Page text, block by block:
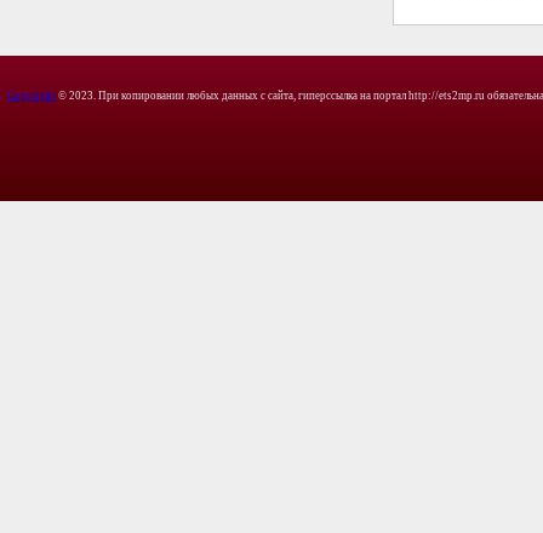
Copyright © 2023. При копировании любых данных с сайта, гиперссылка на портал http://ets2mp.ru